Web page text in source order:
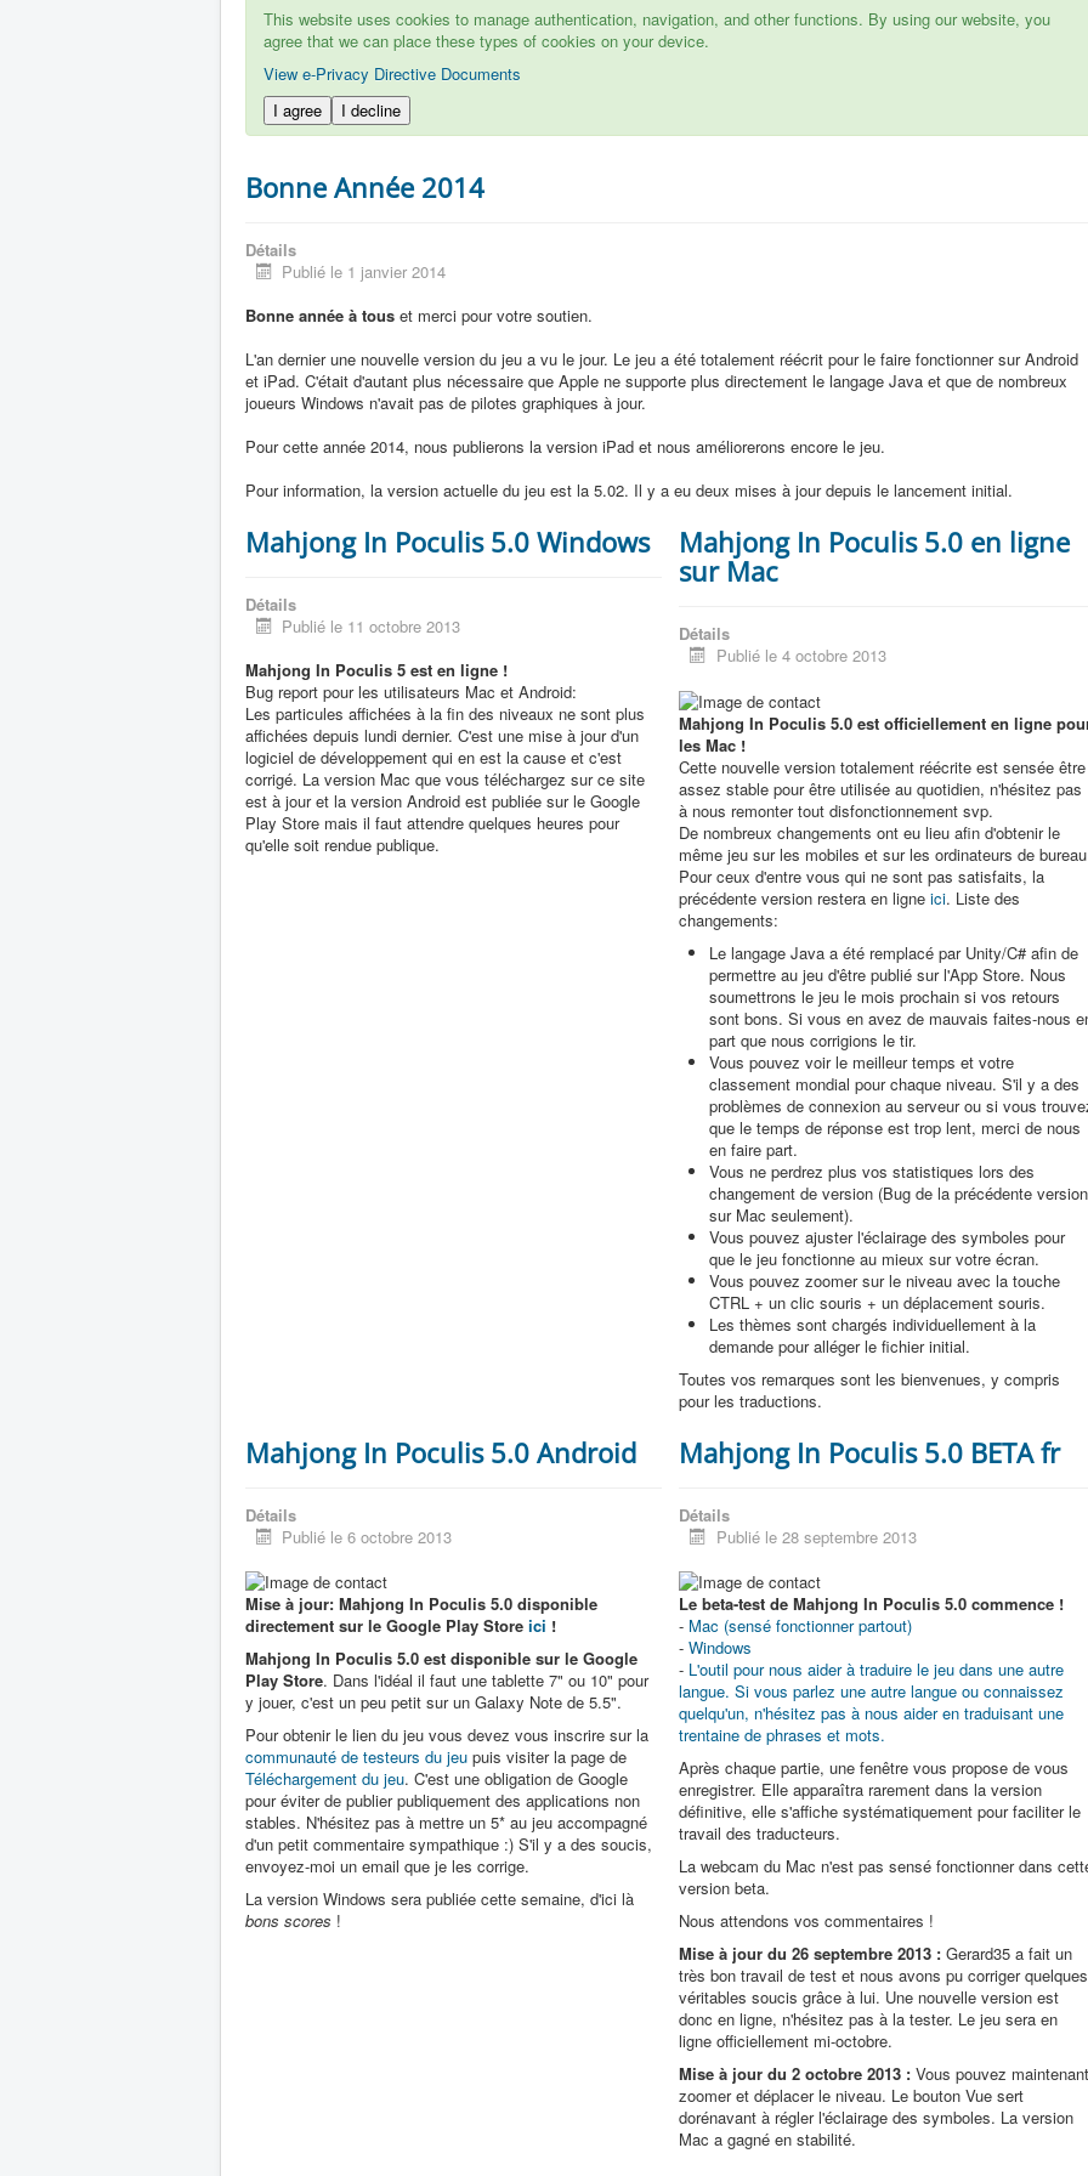
This website uses cookies to manage authentication, navigation, and other functions. By using our website, you
agree that we can place these types of cookies on your device.
View e-Privacy Directive Documents
I agree
I decline
Bonne Année 2014
Détails
Publié le 1 janvier 2014
Bonne année à tous et merci pour votre soutien.
L'an dernier une nouvelle version du jeu a vu le jour. Le jeu a été totalement réécrit pour le faire fonctionner sur Android
et iPad. C'était d'autant plus nécessaire que Apple ne supporte plus directement le langage Java et que de nombreux
joueurs Windows n'avait pas de pilotes graphiques à jour.
Pour cette année 2014, nous publierons la version iPad et nous améliorerons encore le jeu.
Pour information, la version actuelle du jeu est la 5.02. Il y a eu deux mises à jour depuis le lancement initial.
Mahjong In Poculis 5.0 Windows
Détails
Publié le 11 octobre 2013
Mahjong In Poculis 5 est en ligne !
Bug report pour les utilisateurs Mac et Android:
Les particules affichées à la fin des niveaux ne sont plus
affichées depuis lundi dernier. C'est une mise à jour d'un
logiciel de développement qui en est la cause et c'est
corrigé. La version Mac que vous téléchargez sur ce site
est à jour et la version Android est publiée sur le Google
Play Store mais il faut attendre quelques heures pour
qu'elle soit rendue publique.
Mahjong In Poculis 5.0 en ligne
sur Mac
Détails
Publié le 4 octobre 2013
Mahjong In Poculis 5.0 est officiellement en ligne
les Mac !
Cette nouvelle version totalement réécrite est sensée être
assez stable pour être utilisée au quotidien, n'hésitez pas
à nous remonter tout disfonctionnement svp.
De nombreux changements ont eu lieu afin d'obtenir le
même jeu sur les mobiles et sur les ordinateurs de
Pour ceux d'entre vous qui ne sont pas satisfaits, la
précédente version restera en ligneici. Liste des
changements:
Le langage Java a été remplacé par Unity/C# afin de
permettre au jeu d'être publié sur l'App Store. Nous
soumettrons le jeu le mois prochain si vos retours
sont bons. Si vous en avez de mauvais faites-nous
part que nous corrigions le tir.
Vous pouvez voir le meilleur temps et votre
classement mondial pour chaque niveau. S'il y a des
problèmes de connexion au serveur ou si vous
que le temps de réponse est trop lent, merci de nous
en faire part.
Vous ne perdrez plus vos statistiques lors des
changement de version (Bug de la précédente version
sur Mac seulement).
Vous pouvez ajuster l'éclairage des symboles pour
que le jeu fonctionne au mieux sur votre écran.
Vous pouvez zoomer sur le niveau avec la touche
CTRL + un clic souris + un déplacement souris.
Les thèmes sont chargés individuellement à la
demande pour alléger le fichier initial.
Toutes vos remarques sont les bienvenues, y compris
pour les traductions.
Mahjong In Poculis 5.0 Android
Détails
Publié le 6 octobre 2013
Mise à jour: Mahjong In Poculis 5.0 disponible
directement sur le Google Play Store ici !
Mahjong In Poculis 5.0 est disponible sur le Google
Play Store. Dans l'idéal il faut une tablette 7" ou 10" pour
y jouer, c'est un peu petit sur un Galaxy Note de 5.5".
Pour obtenir le lien du jeu vous devez vous inscrire sur la
communauté de testeurs du jeu puis visiter la page de
Téléchargement du jeu. C'est une obligation de Google
pour éviter de publier publiquement des applications non
stables. N'hésitez pas à mettre un 5* au jeu accompagné
d'un petit commentaire sympathique :) S'il y a des soucis,
envoyez-moi un email que je les corrige.
La version Windows sera publiée cette semaine, d'ici là
bons scores !
Mahjong In Poculis 5.0 BETA fr
Détails
Publié le 28 septembre 2013
Le beta-test de Mahjong In Poculis 5.0 commence !
- Mac (sensé fonctionner partout)
-Windows
- L'outil pour nous aider à traduire le jeu dans une autre
langue. Si vous parlez une autre langue ou connaissez
quelqu'un, n'hésitez pas à nous aider en traduisant une
trentaine de phrases et mots.
Après chaque partie, une fenêtre vous propose de vous
enregistrer. Elle apparaîtra rarement dans la version
définitive, elle s'affiche systématiquement pour faciliter le
travail des traducteurs.
La webcam du Mac n'est pas sensé fonctionner dans
version beta.
Nous attendons vos commentaires !
Mise à jour du 26 septembre 2013 :Gerard35 a fait un
très bon travail de test et nous avons pu corriger quelques
véritables soucis grâce à lui. Une nouvelle version est
donc en ligne, n'hésitez pas à la tester. Le jeu sera en
ligne officiellement mi-octobre.
Mise à jour du 2 octobre 2013 :Vous pouvez
zoomer et déplacer le niveau. Le bouton Vue sert
dorénavant à régler l'éclairage des symboles. La version
Mac a gagné en stabilité.